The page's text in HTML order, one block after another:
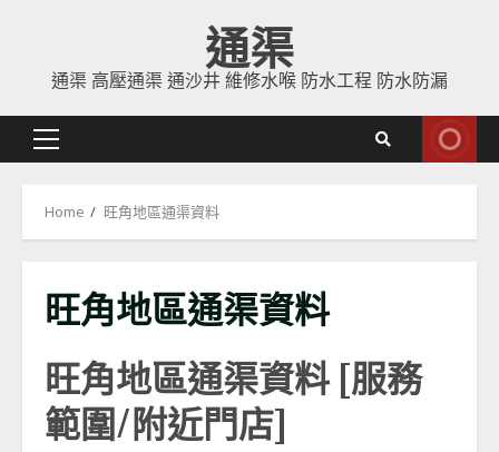
content
通渠
通渠 高壓通渠 通沙井 維修水喉 防水工程 防水防漏
Primary
Home 旺角地區通渠資料
旺角地區通渠資料
旺角地區通渠資料 [服務
範圍/附近門店]